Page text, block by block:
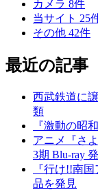
カメラ 8件
当サイト 25
その他 42件
最近の記事
西武鉄道に
類
『激動の昭
アニメ『さ
3期 Blu-ray
『行け!!南
品を発見